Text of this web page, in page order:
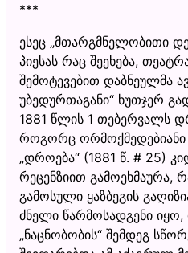
***
ესეც „მთარგმნელობითი
პიესას რაც შეეხება,
შემოტევებით დაბნეულმა
უბედურთაგანი“ ხუთჯერ
1881 წლის 1 თებერვალს
როგორც ორმოქმედებიანი
„დროება“ (1881 წ. # 25)
რეცენზიით გამოეხმაურა,
გამოსული ყაზბეგის
ძნელი წარმოსადგენი
„ნაცნობობის“ შემდეგ